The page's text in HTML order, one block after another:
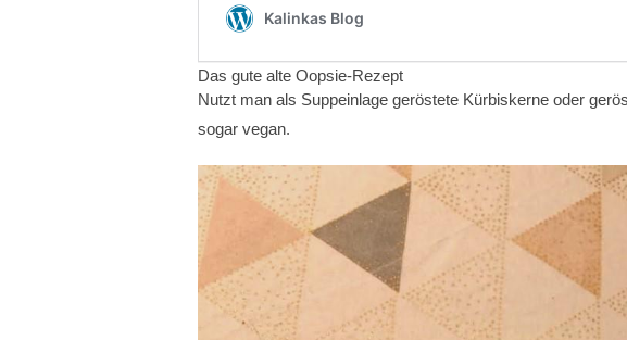
Das gute alte Oopsie-Rezept
Nutzt man als Suppeinlage geröstete Kürbiskerne oder
sogar vegan.